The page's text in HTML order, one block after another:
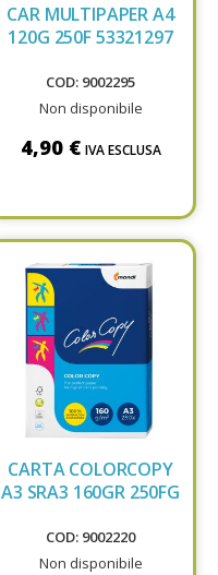
CAR MULTIPAPER A4
120G 250F 53321297
COD: 9002295
Non disponibile
4,90 € IVA ESCLUSA
CARTA COLORCOPY
A3 SRA3 160GR 250FG
COD: 9002220
Non disponibile